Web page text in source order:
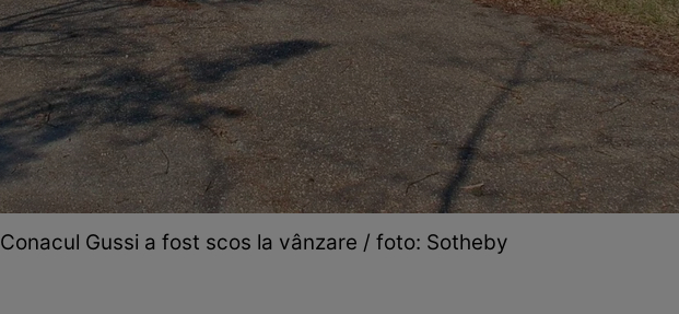
Conacul Gussi a fost scos la vânzare / foto: Sotheby